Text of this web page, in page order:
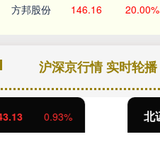
方邦股份 146.16 20.00%
沪深京行情 实时轮播
北证50 1134.24 11.37